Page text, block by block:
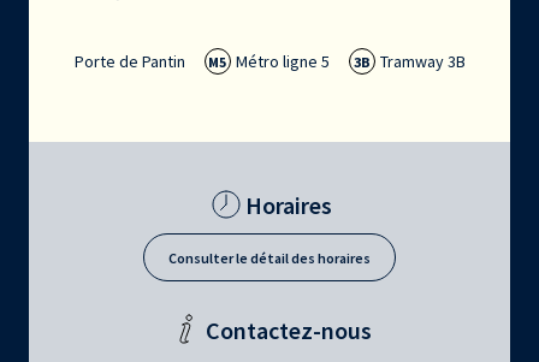
Porte de Pantin M5 Métro ligne 5 3B Tramway 3B
Horaires
Consulter le détail des horaires
Contactez-nous